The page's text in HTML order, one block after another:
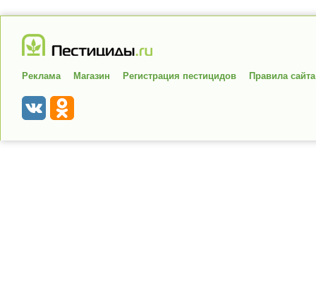
Реклама Магазин Регистрация пестицидов Правила сайта